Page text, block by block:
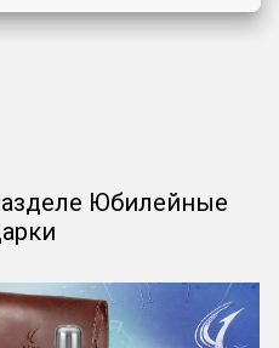
Юбилейные